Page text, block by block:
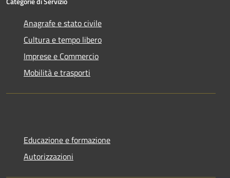
Anagrafe e stato civile
Cultura e tempo libero
Imprese e Commercio
Mobilità e trasporti
Educazione e formazione
Autorizzazioni